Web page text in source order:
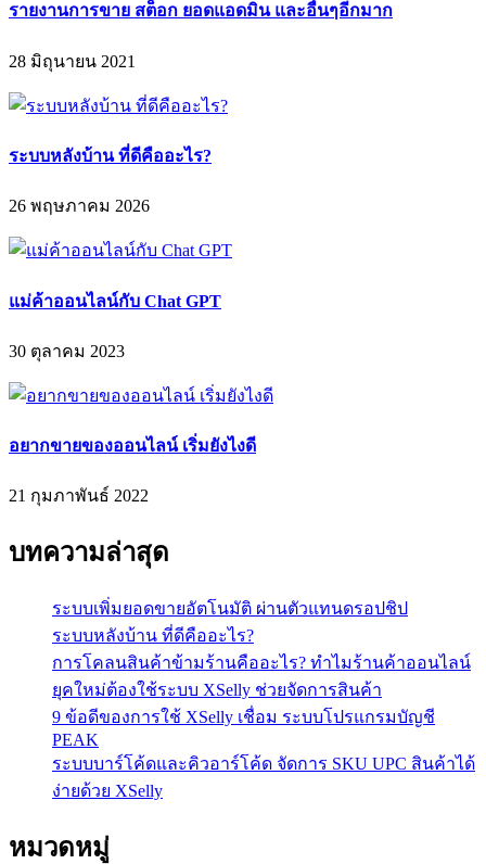
รายงานการขาย สต็อก ยอดแอดมิน และอื่นๆอีกมาก
28 มิถุนายน 2021
ระบบหลังบ้าน ที่ดีคืออะไร?
26 พฤษภาคม 2026
แม่ค้าออนไลน์กับ Chat GPT
30 ตุลาคม 2023
อยากขายของออนไลน์ เริ่มยังไงดี
21 กุมภาพันธ์ 2022
บทความล่าสุด
ระบบเพิ่มยอดขายอัตโนมัติ ผ่านตัวแทนดรอปชิป
ระบบหลังบ้าน ที่ดีคืออะไร?
การโคลนสินค้าข้ามร้านคืออะไร? ทำไมร้านค้าออนไลน์
ยุคใหม่ต้องใช้ระบบ XSelly ช่วยจัดการสินค้า
9 ข้อดีของการใช้ XSelly เชื่อม ระบบโปรแกรมบัญชี
PEAK
ระบบบาร์โค้ดและคิวอาร์โค้ด จัดการ SKU UPC สินค้าได้
ง่ายด้วย XSelly
หมวดหมู่